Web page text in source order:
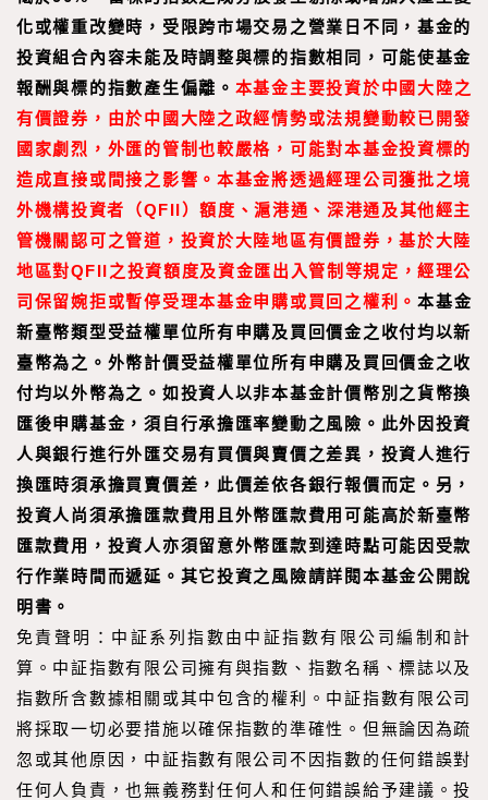
化或權重改變時，受限跨市場交易之營業日不同，基金的
投資組合內容未能及時調整與標的指數相同，可能使基金
報酬與標的指數產生偏離。 本基金主要投資於中國大陸之
有價證券，由於中國大陸之政經情勢或法規變動較已開發
國家劇烈，外匯的管制也較嚴格，可能對本基金投資標的
造成直接或間接之影響。本基金將透過經理公司獲批之境
外機構投資者（QFII）額度、滬港通、深港通及其他經主
管機關認可之管道，投資於大陸地區有價證券，基於大陸
地區對QFII之投資額度及資金匯出入管制等規定，經理公
司保留婉拒或暫停受理本基金申購或買回之權利。本基金
新臺幣類型受益權單位所有申購及買回價金之收付均以新
臺幣為之。外幣計價受益權單位所有申購及買回價金之收
付均以外幣為之。如投資人以非本基金計價幣別之貨幣換
匯後申購基金，須自行承擔匯率變動之風險。此外因投資
人與銀行進行外匯交易有買價與賣價之差異，投資人進行
換匯時須承擔買賣價差，此價差依各銀行報價而定。另，
投資人尚須承擔匯款費用且外幣匯款費用可能高於新臺幣
匯款費用，投資人亦須留意外幣匯款到達時點可能因受款
行作業時間而遞延。其它投資之風險請詳閱本基金公開說
明書。
免責聲明：中証系列指數由中証指數有限公司編制和計
算。中証指數有限公司擁有與指數、指數名稱、標誌以及
指數所含數據相關或其中包含的權利。中証指數有限公司
將採取一切必要措施以確保指數的準確性。但無論因為疏
忽或其他原因，中証指數有限公司不因指數的任何錯誤對
任何人負責，也無義務對任何人和任何錯誤給予建議。投